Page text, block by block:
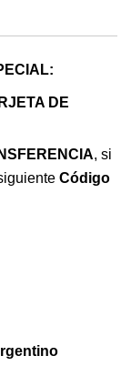
DE
, si
Código